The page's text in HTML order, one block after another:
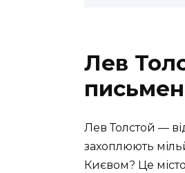
Лев
Лев Толстой —
захоплюють
Києвом? Це